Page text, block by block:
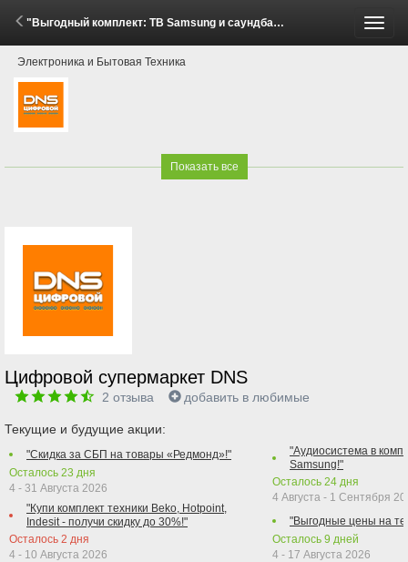
"Выгодный комплект: ТВ Samsung и саундбар!" (16 Мая - 4 Июня 2026)
Электроника и Бытовая Техника
Показать все
Цифровой супермаркет DNS
2 отзыва добавить в любимые
Текущие и будущие акции:
"Скидка за СБП на товары «Редмонд»!"
Осталось 23 дня
4 - 31 Августа 2026
"Купи комплект техники Beko, Hotpoint,
Indesit - получи скидку до 30%!"
Осталось 2 дня
4 - 10 Августа 2026
"Аудиосистема в
Samsung!"
Осталось 24 дня
4 Августа - 1 Сентября
"Выгодные цены на
Осталось 9 дней
4 - 17 Августа 2026